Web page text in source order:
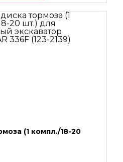
(1 компл./18-20